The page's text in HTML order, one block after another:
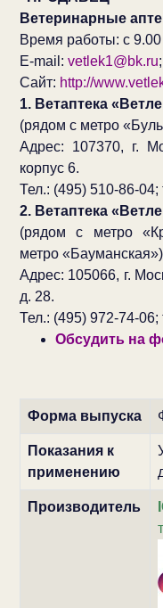
Ветеринарные
Время работы: с
E-mail: vetlek1@bk.ru
Сайт: http://
1. Ветаптека
(рядом с метро
Адрес: 107370, г.
корпус 6.
Тел.: (495) 510-86-
2. Ветаптека
(рядом с метро
метро «Бауманская»)
Адрес: 105066, г.
д. 28.
Тел.: (495) 972-74-
Обсудить на
Форма выпуска
Показания к
применению
Производитель